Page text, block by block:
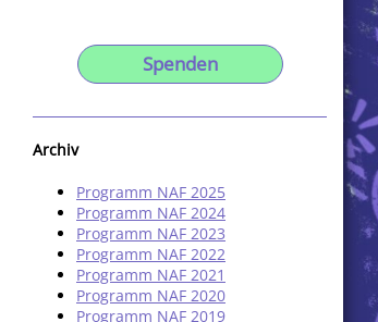
Spenden
Archiv
Programm NAF 2025
Programm NAF 2024
Programm NAF 2023
Programm NAF 2022
Programm NAF 2021
Programm NAF 2020
Programm NAF 2019